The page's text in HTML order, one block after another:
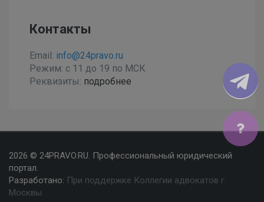
Контакты
Email: info@24pravo.ru
Режим: с 11 до 19 по МСК
Реквизиты: подробнее
2026 © 24PRAVO.RU. Профессиональный юридический
портал.
Разработано: При поддержке Коллегии адвокатов г.
Москвы
Мы используем файлы cookies, чтобы улучшить сайт
для Вас